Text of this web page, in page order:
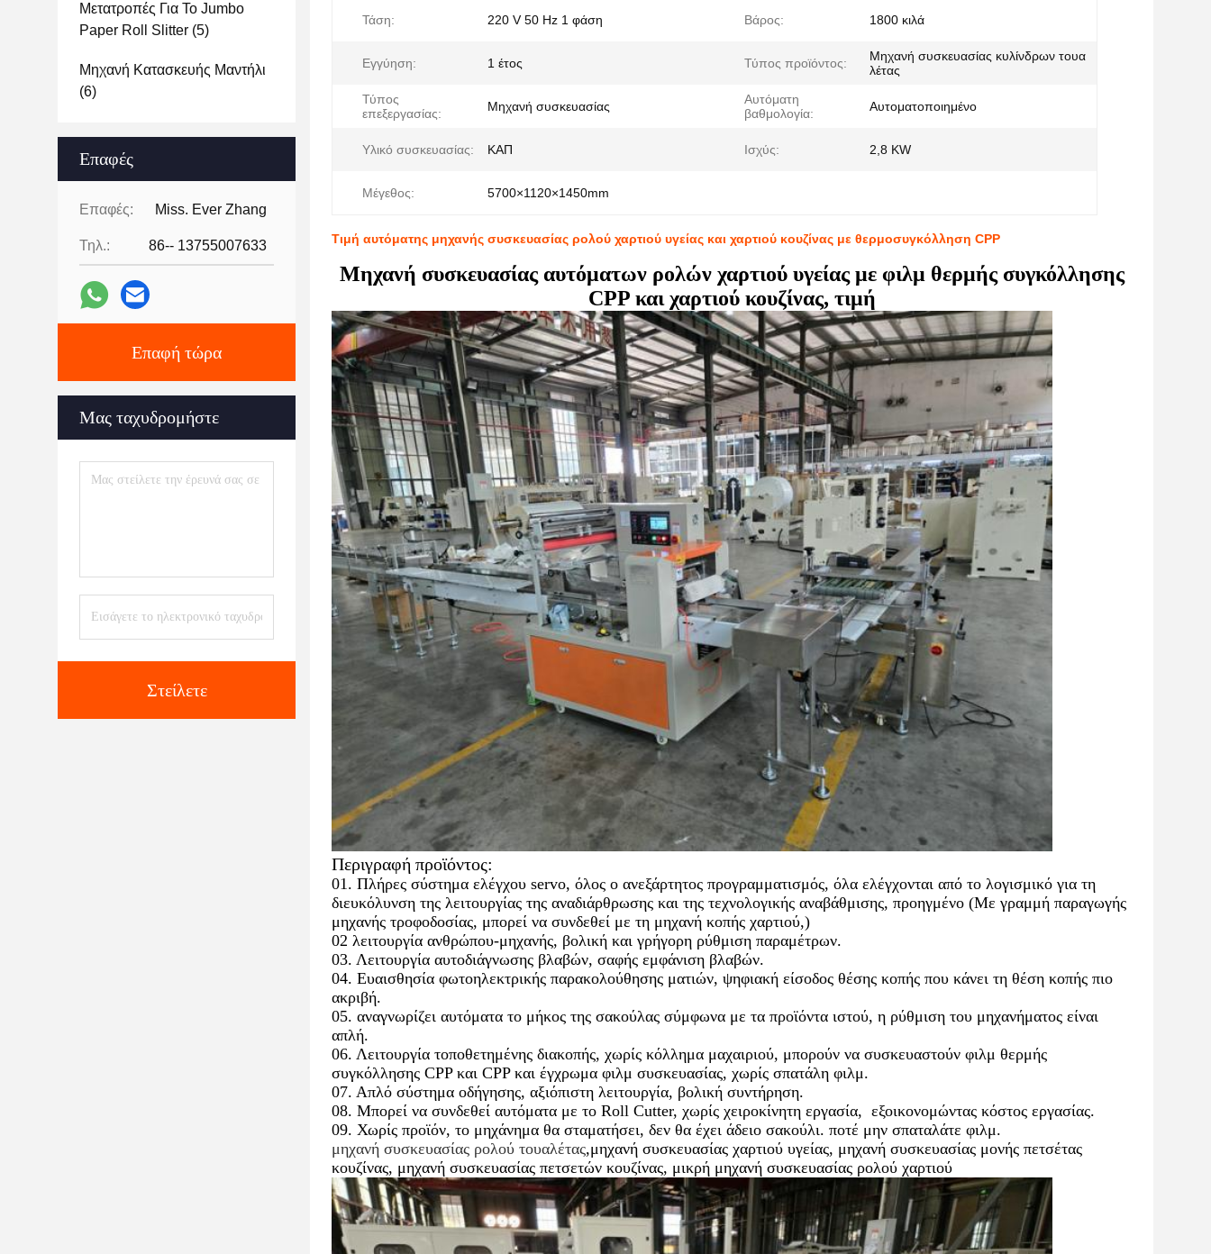
Μετατροπές Για Το Jumbo
Paper Roll Slitter (5)
Μηχανή Κατασκευής Μαντήλι
(6)
Επαφές
Επαφές: Miss. Ever Zhang
Τηλ.: 86-- 13755007633
Επαφή τώρα
Μας ταχυδρομήστε
Στείλετε
Τάση: 220 V 50 Hz 1 φάση Βάρος: 1800 κιλά
Εγγύηση: 1 έτος Τύπος προϊόντος:
Μηχανή συσκευασίας κυλίνδρων τουα
λέτας
Τύπος
επεξεργασίας:
Μηχανή συσκευασίας
Αυτόματη
βαθμολογία:
Αυτοματοποιημένο
Υλικό συσκευασίας: ΚΑΠ Ισχύς: 2,8 KW
Μέγεθος: 5700×1120×1450mm
Τιμή αυτόματης μηχανής συσκευασίας ρολού χαρτιού υγείας και χαρτιού κουζίνας με θερμοσυγκόλληση CPP
Μηχανή συσκευασίας αυτόματων ρολών χαρτιού υγείας με φιλμ θερμής συγκόλλησης
CPP και χαρτιού κουζίνας, τιμή
Περιγραφή προϊόντος:
01. Πλήρες σύστημα ελέγχου servo, όλος ο ανεξάρτητος προγραμματισμός, όλα ελέγχονται από το λογισμικό για τη
διευκόλυνση της λειτουργίας της αναδιάρθρωσης και της τεχνολογικής αναβάθμισης, προηγμένο (Με γραμμή παραγωγής
μηχανής τροφοδοσίας, μπορεί να συνδεθεί με τη μηχανή κοπής χαρτιού,)
02 λειτουργία ανθρώπου-μηχανής, βολική και γρήγορη ρύθμιση παραμέτρων.
03. Λειτουργία αυτοδιάγνωσης βλαβών, σαφής εμφάνιση βλαβών.
04. Ευαισθησία φωτοηλεκτρικής παρακολούθησης ματιών, ψηφιακή είσοδος θέσης κοπής που κάνει τη θέση κοπής πιο
ακριβή.
05. αναγνωρίζει αυτόματα το μήκος της σακούλας σύμφωνα με τα προϊόντα ιστού, η ρύθμιση του μηχανήματος είναι
απλή.
06. Λειτουργία τοποθετημένης διακοπής, χωρίς κόλλημα μαχαιριού, μπορούν να συσκευαστούν φιλμ θερμής
συγκόλλησης CPP και CPP και έγχρωμα φιλμ συσκευασίας, χωρίς σπατάλη φιλμ.
07. Απλό σύστημα οδήγησης, αξιόπιστη λειτουργία, βολική συντήρηση.
08. Μπορεί να συνδεθεί αυτόματα με το Roll Cutter, χωρίς χειροκίνητη εργασία, εξοικονομώντας κόστος εργασίας.
09. Χωρίς προϊόν, το μηχάνημα θα σταματήσει, δεν θα έχει άδειο σακούλι. ποτέ μην σπαταλάτε φιλμ.
μηχανή συσκευασίας ρολού τουαλέτας,μηχανή συσκευασίας χαρτιού υγείας, μηχανή συσκευασίας μονής πετσέτας
κουζίνας, μηχανή συσκευασίας πετσετών κουζίνας, μικρή μηχανή συσκευασίας ρολού χαρτιού